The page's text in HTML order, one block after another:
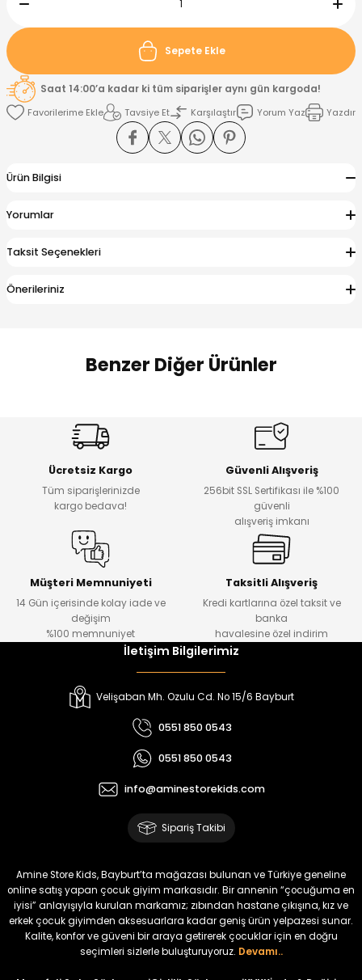
Sepete Ekle
Saat 14:00’a kadar ki tüm siparişler aynı gün kargoda!
Tavsiye Et
Karşılaştır Yorum Yaz Yazdır
Ürün Bilgisi
Yorumlar
Taksit Seçenekleri
Önerileriniz
Benzer Diğer Ürünler
Melra Kız Çocuk Kot Pantolon Koren Kız Çocuk ve Bebek Tayt
Koren Kız Çocuk ve Bebek Tayt Koren Kız Çocuk ve Bebek Tayt
Koren Kız Çocuk ve Bebek Tayt
%22
Yovin Kız Bebek Tulum
₺ 250
₺ 320
₺ 250
Yeni
Navel Kız Bebek Tulum
₺ 320
₺ 250
₺ 320
₺ 250
%22
Devra Kız Bebek Tulum
Ücretsiz Kargo
Tüm siparişlerinizde
kargo bedava!
Güvenli Alışveriş
256bit SSL Sertifikası ile %100
güvenli
alışveriş imkanı
Müşteri Memnuniyeti
14 Gün içerisinde kolay iade ve
değişim
%100 memnuniyet
Taksitli Alışveriş
Kredi kartlarına özel taksit ve
banka
havalesine özel indirim
İletişim Bilgilerimiz
Velişaban Mh. Ozulu Cd. No 15/6 Bayburt
0551 850 0543
0551 850 0543
info@aminestorekids.com
Sipariş Takibi
Amine Store Kids, Bayburt’ta mağazası bulunan ve Türkiye geneline
online satış yapan çocuk giyim markasıdır. Bir annenin “çocuğuma en
iyisi” anlayışıyla kurulan markamız; zıbından hastane çıkışına, kız ve
erkek çocuk giyimden aksesuarlara kadar geniş ürün yelpazesi sunar.
Kalite, konfor ve güveni bir araya getirerek çocuklar için en doğru
seçimleri sizlerle buluşturuyoruz. Devamı..
Elbise
Alt
Takımı
Alt